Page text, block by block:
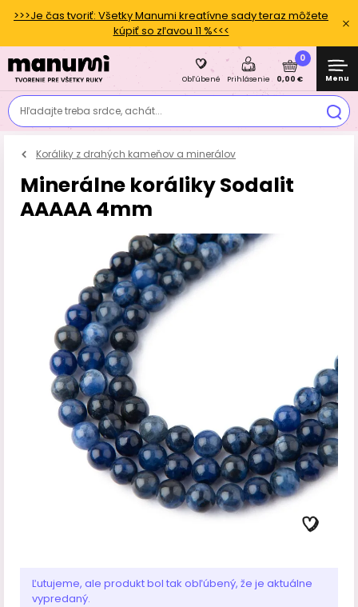
>>>Je čas tvoriť: Všetky Manumi kreatívne sady teraz môžete
kúpiť so zľavou 11 %<<<
Hľadajte treba srdce, achát...
Obľúbené Prihlásenie
0
0,00 € Menu
Koráliky z drahých kameňov a minerálov
Minerálne koráliky Sodalit
AAAAA 4mm
Ľutujeme, ale produkt bol tak obľúbený, že je aktuálne
vypredaný.